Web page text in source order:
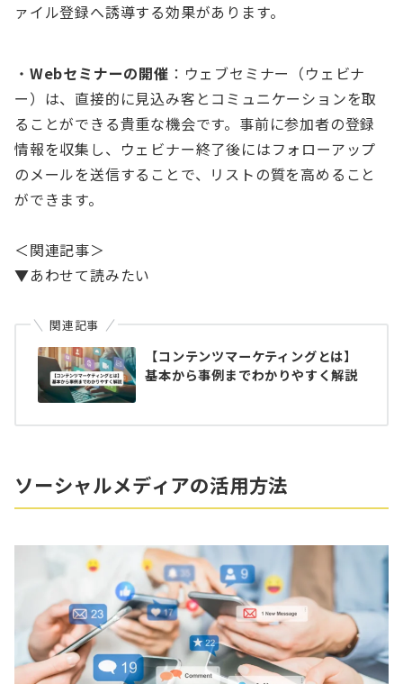
ァイル登録へ誘導する効果があります。
・ Webセミナーの開催 ：ウェブセミナー（ウェビナ
ー）は、直接的に見込み客とコミュニケーションを取
ることができる貴重な機会です。事前に参加者の登録
情報を収集し、ウェビナー終了後にはフォローアップ
のメールを送信することで、リストの質を高めること
ができます。
＜関連記事＞
▼あわせて読みたい
関連記事
【コンテンツマーケティングとは】
基本から事例までわかりやすく解説
ソーシャルメディアの活用方法